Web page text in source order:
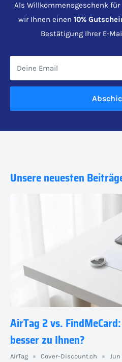
Als Willkommensgeschenk
wir Ihnen einen 10%
Bestätigung Ihrer E-
Deine Email
Unsere neuesten
AirTag 2 vs.
besser zu Ihnen?
AirTag Cover-Discount.ch